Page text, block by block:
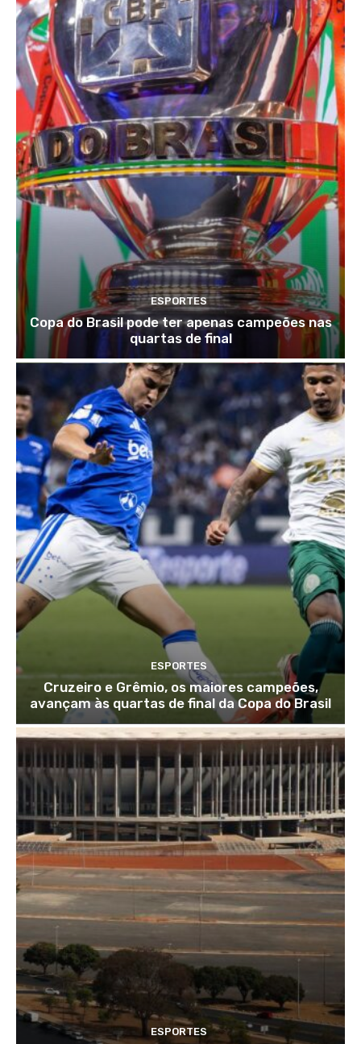
ESPORTES
Copa do Brasil pode ter apenas campeões nas
quartas de final
ESPORTES
Cruzeiro e Grêmio, os maiores campeões,
avançam às quartas de final da Copa do Brasil
ESPORTES